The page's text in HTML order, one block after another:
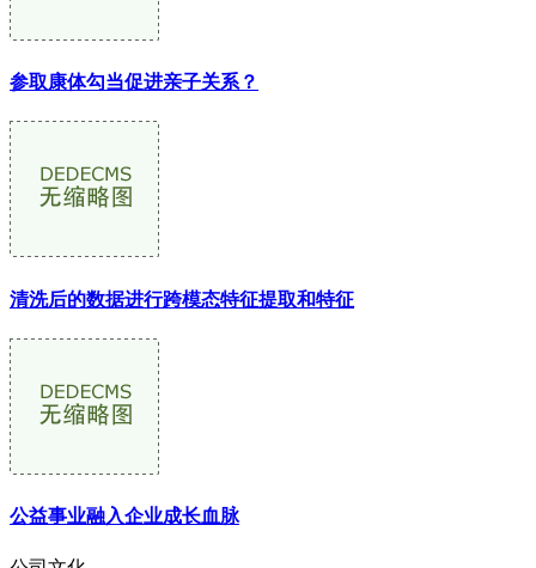
参取康体勾当促进亲子关系？
清洗后的数据进行跨模态特征提取和特征
公益事业融入企业成长血脉